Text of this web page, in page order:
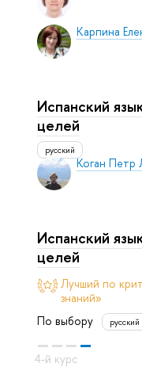
Карпина
Коган Петр
Испанский
целей
русский
Испанский
целей
Лучший по
знаний»
По выбору
русский